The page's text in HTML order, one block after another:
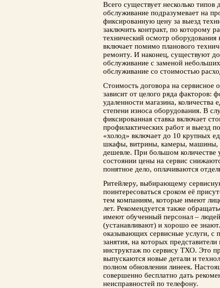
Всего существует несколько
обслуживание подразумевает на
фиксированную цену за выезд
заключить контракт, по которому
технический осмотр оборудования
включает помимо планового
ремонту. И наконец, существуют
обслуживание с заменой
обслуживание со стоимостью
Стоимость договора на сервисное
зависит от целого ряда факторов:
удаленности магазина, количества
степени износа оборудования. В
фиксированная ставка включает
профилактических работ и выезд
«холод» включает до 10 крупных
шкафы, витрины, камеры, машины,
дешевле. При большом количестве
состоянии цены на сервис
понятное дело, оплачиваются
Ритейлеру, выбирающему
поинтересоваться сроком её
тем компаниям, которые имеют
лет. Рекомендуется также
имеют обученный персонал –
(устанавливают) и хорошо ее
оказывающих сервисные услуги, с
занятия, на которых
инструктаж по сервису ТХО. Это
выпускаются новые детали и
полном обновлении линеек.
совершенно бесплатно дать
неисправностей по телефону.